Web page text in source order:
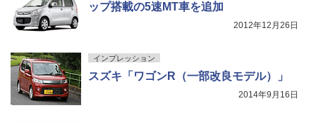
ップ搭載の5速MT車を追加
2012年12月26日
インプレッション
スズキ「ワゴンR（一部改良モデル）」
2014年9月16日